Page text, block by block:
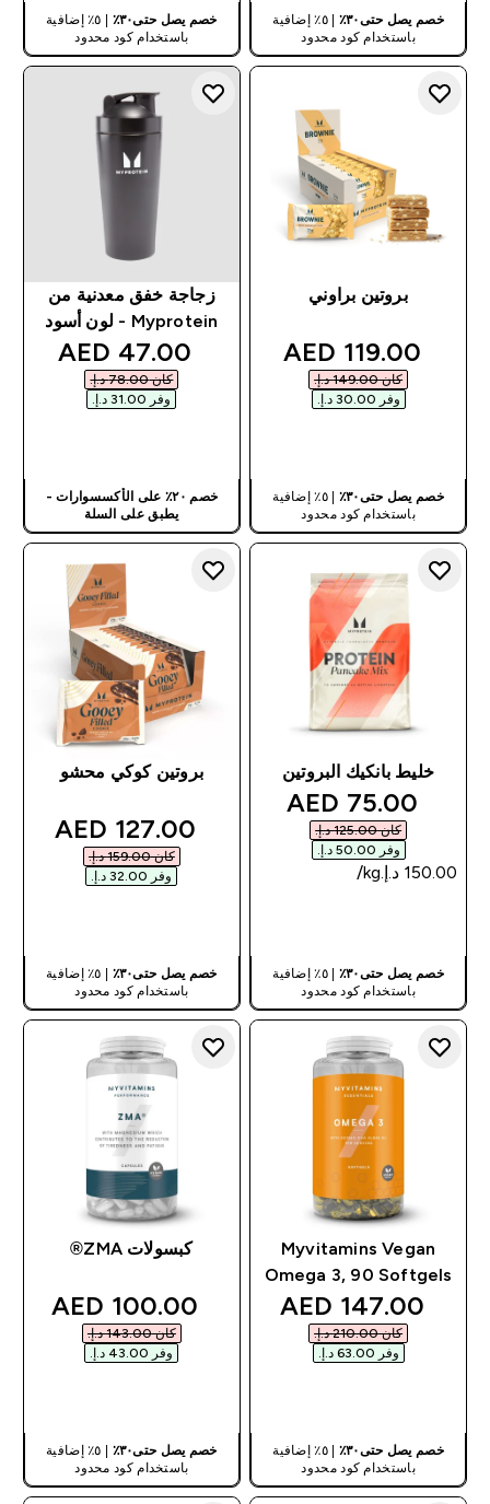
خصم يصل حتى٣٠٪
| ٥٪ إضافية
باستخدام كود محدود
خصم يصل حتى٣٠٪
| ٥٪ إضافية
باستخدام كود محدود
بروتين براوني
discounted price
119.00 AED‎
كان ‏149.00 د.إ.‏‎
وفر ‏30.00 د.إ.‏‎
خصم يصل حتى٣٠٪
| ٥٪ إضافية
باستخدام كود محدود
زجاجة خفق معدنية من
Myprotein - لون أسود
price
47.00 AED‎
كان ‏78.00 د.إ.‏‎
وفر ‏31.00 د.إ.‏‎
خصم ٢٠٪ على الأكسسوارات -
يطبق على السلة
خليط بانكيك البروتين
discounted price
75.00 AED‎
كان ‏125.00 د.إ.‏‎
وفر ‏50.00 د.إ.‏‎
خصم يصل حتى٣٠٪
| ٥٪ إضافية
باستخدام كود محدود
بروتين كوكي محشو
price
127.00 AED‎
كان ‏159.00 د.إ.‏‎
وفر ‏32.00 د.إ.‏‎
خصم يصل حتى٣٠٪
| ٥٪ إضافية
باستخدام كود محدود
Myvitamins Vegan
Omega 3, 90 Softgels
discounted price
147.00 AED‎
كان ‏210.00 د.إ.‏‎
وفر ‏63.00 د.إ.‏‎
خصم يصل حتى٣٠٪
| ٥٪ إضافية
باستخدام كود محدود
كبسولات ZMA®
price
100.00 AED‎
كان ‏143.00 د.إ.‏‎
وفر ‏43.00 د.إ.‏‎
خصم يصل حتى٣٠٪
| ٥٪ إضافية
باستخدام كود محدود